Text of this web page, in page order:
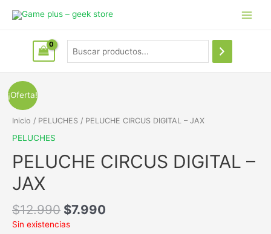
¡Oferta!
Inicio / PELUCHES / PELUCHE CIRCUS DIGITAL – JAX
PELUCHES
PELUCHE CIRCUS DIGITAL –
JAX
$12.990 $7.990
Sin existencias